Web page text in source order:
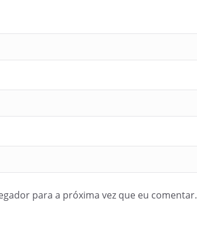
para a próxima vez que eu comentar.